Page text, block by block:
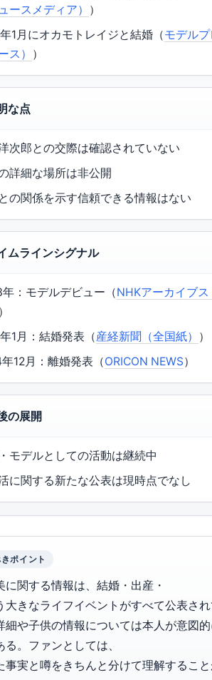
ースメディア） ）
1月にオカモトレイジと結婚（モデル
ス） ）
な点
次郎との交際は確認されていない
詳細な場所は非公開
の関係を示す信頼できる情報はない
ムラインシグナル
：モデルデビュー（NHKアーカイブ
）
1月：結婚発表（産経新聞（全国紙） ）
12月：離婚発表（ORICON NEWS）
の展開
モデルとしての活動は継続中
に関する新たな公表は現時点でなし
ポイント
に関する情報は、結婚・出産・
大きなライフイベントがすべて公表さ
細や子供の情報については本人が意図
る。ファンとしては、
事実と噂をきちんと分けて理解するこ